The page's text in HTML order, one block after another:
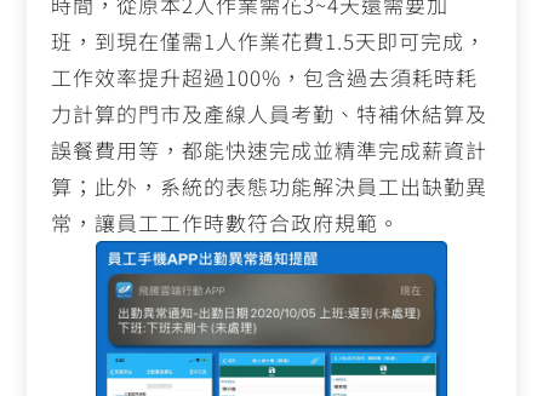
班，到現在僅需1人作業花費1.5天即可完成，
工作效率提升超過100%，包含過去須耗時耗
力計算的門市及產線人員考勤、特補休結算及
誤餐費用等，都能快速完成並精準完成薪資計
算；此外，系統的表態功能解決員工出缺勤異
常，讓員工工作時數符合政府規範。